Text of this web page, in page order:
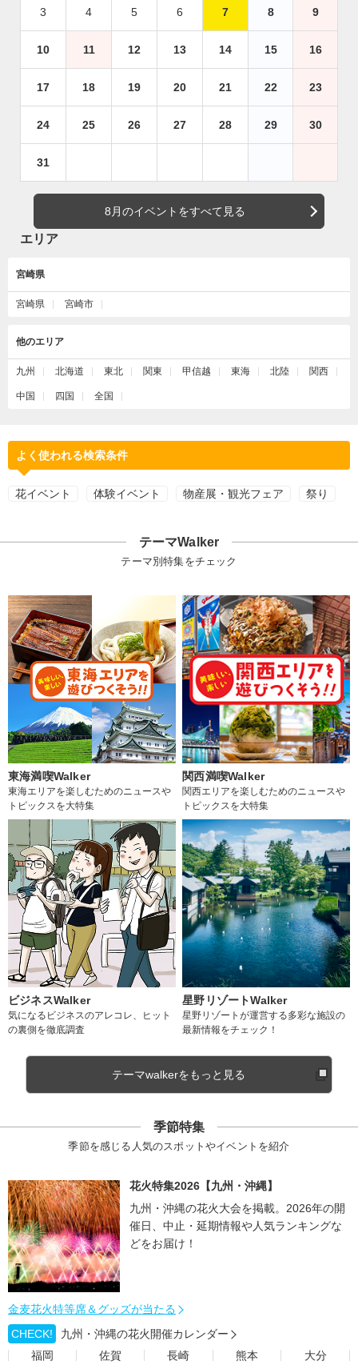
3 4 5 6 7 8 9
10 11 12 13 14 15 16
17 18 19 20 21 22 23
24 25 26 27 28 29 30
31
8月のイベントをすべて見る
エリア
宮崎県
宮崎県 宮崎市
他のエリア
九州 北海道 東北 関東 甲信越 東海 北陸 関西
中国 四国 全国
よく使われる検索条件
花イベント 体験イベント 物産展・観光フェア 祭り
テーマWalker
テーマ別特集をチェック
東海満喫Walker
東海エリアを楽しむためのニュースや
トピックスを大特集
関西満喫Walker
関西エリアを楽しむためのニュースや
トピックスを大特集
ビジネスWalker
気になるビジネスのアレコレ、ヒット
の裏側を徹底調査
星野リゾートWalker
星野リゾートが運営する多彩な施設の
最新情報をチェック！
テーマwalkerをもっと見る
季節特集
季節を感じる人気のスポットやイベントを紹介
花火特集2026【九州・沖縄】
九州・沖縄の花火大会を掲載。2026年の開
催日、中止・延期情報や人気ランキングな
どをお届け！
金麦花火特等席＆グッズが当たる
CHECK!
九州・沖縄の花火開催カレンダー
福岡
佐賀 長崎 熊本
大分